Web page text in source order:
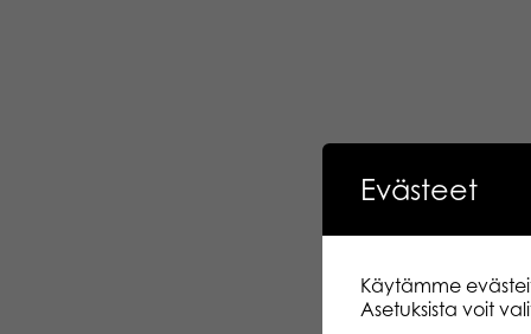
Evästeet
Käytämme
Asetuksista voit